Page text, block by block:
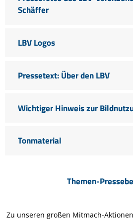
Schäffer
LBV Logos
Pressetext: Über den LBV
Wichtiger Hinweis zur
Tonmaterial
Themen-
Zu unseren großen Mitmach-